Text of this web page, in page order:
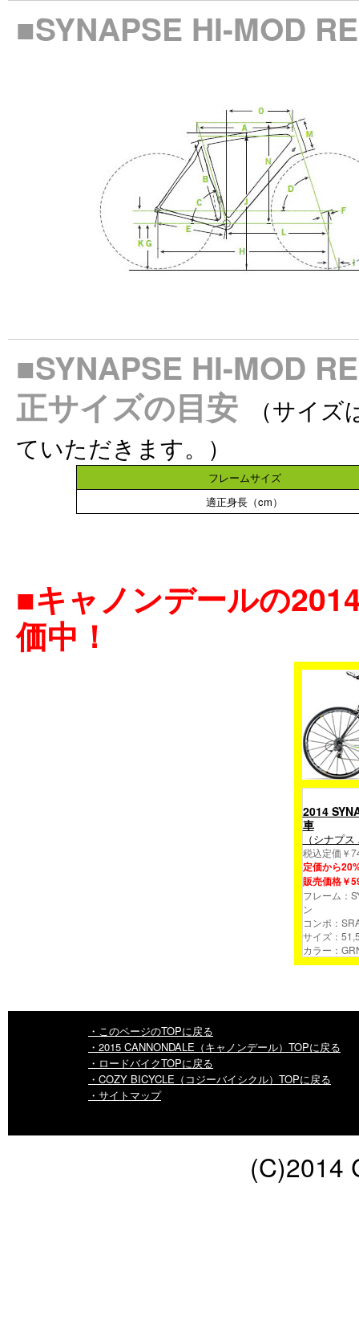
■SYNAPSE HI-MOD
■SYNAPSE HI-MOD
正サイズの目安
（サイ
ていただきます。）
フレームサイズ
適正身長（cm）
■キャノンデールの
価中！
2014
車
（シナプ
税込定価￥
定価から
販売価格￥
フレーム：
ン
コンポ：
サイズ：
カラー：
・このページのTOPに戻る
・2015 CANNONDALE（キャノンデール）TOPに戻る
・ロードバイクTOPに戻る
・COZY BICYCLE（コジーバイシクル）TOPに戻る
・サイトマップ
(C)2014